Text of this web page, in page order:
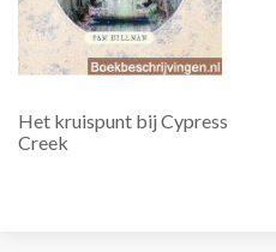
Het kruispunt bij Cypress
Creek